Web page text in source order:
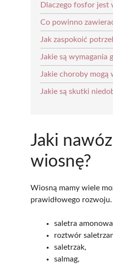
Dlaczego fosfor jest
Co powinno
Jak zaspokoić
Jakie są wymagania
Jakie choroby mogą
Jakie są skutki
Jaki
wiosnę?
Wiosną mamy wiele
prawidłowego
saletra
roztwór
saletrzak,
salmag,